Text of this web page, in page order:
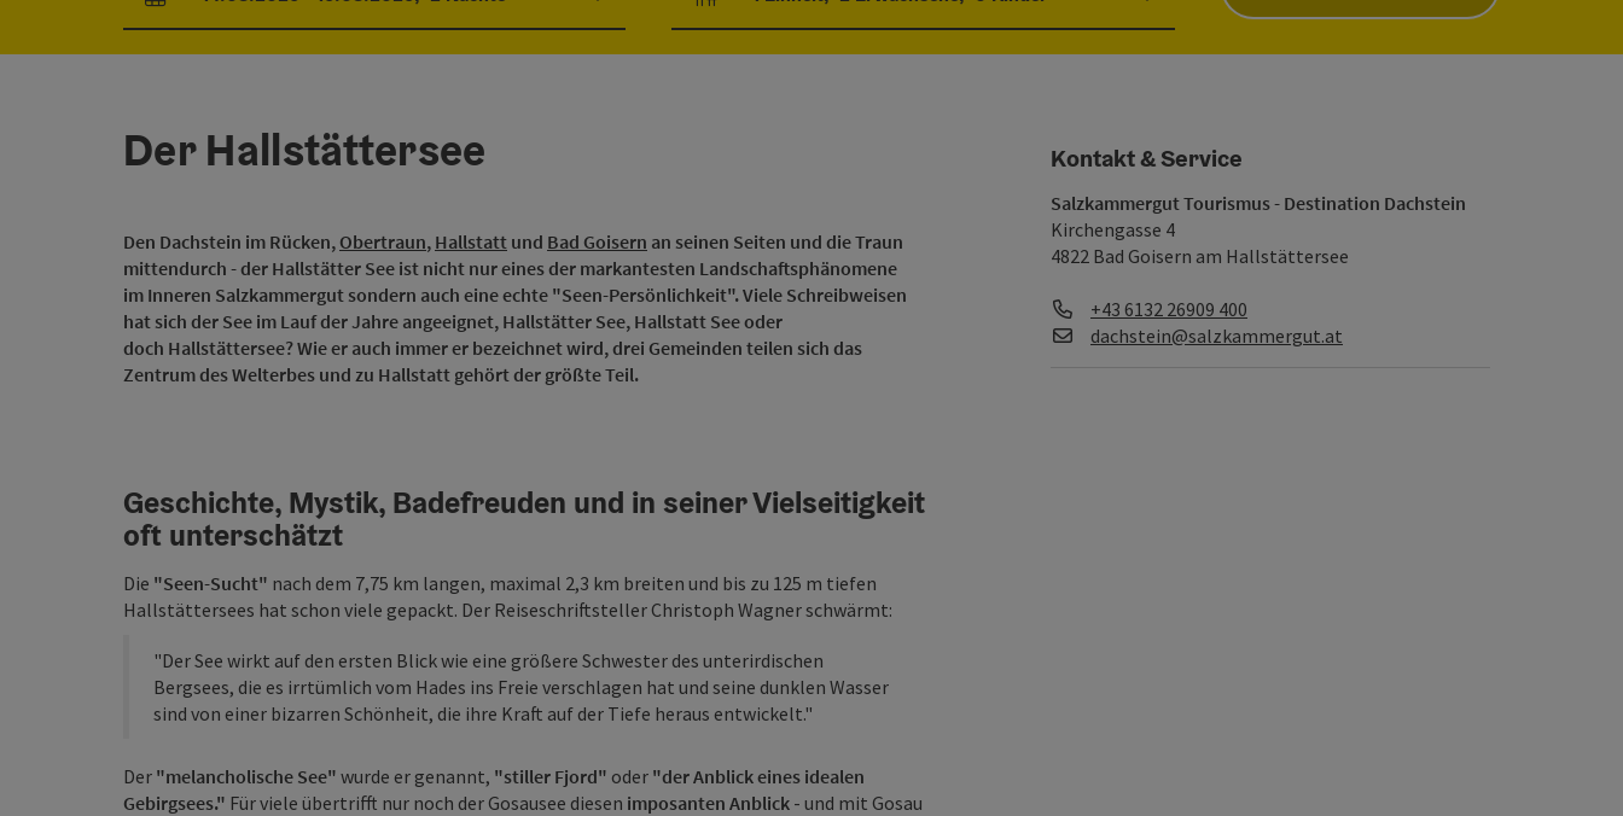
An- und Abreisefelder Einheitenanzahl und Personenfelder
Der Hallstättersee
Den Dachstein im Rücken, Obertraun, Hallstatt und Bad Goisern an seinen Seiten und die Traun
mittendurch - der Hallstätter See ist nicht nur eines der markantesten Landschaftsphänomene
im Inneren Salzkammergut sondern auch eine echte "Seen-Persönlichkeit". Viele Schreibweisen
hat sich der See im Lauf der Jahre angeeignet, Hallstätter See, Hallstatt See oder
doch Hallstättersee? Wie er auch immer er bezeichnet wird, drei Gemeinden teilen sich das
Zentrum des Welterbes und zu Hallstatt gehört der größte Teil.
Geschichte, Mystik, Badefreuden und in seiner Vielseitigkeit
oft unterschätzt
Die "Seen-Sucht" nach dem 7,75 km langen, maximal 2,3 km breiten und bis zu 125 m tiefen
Hallstättersees hat schon viele gepackt. Der Reiseschriftsteller Christoph Wagner schwärmt:
"Der See wirkt auf den ersten Blick wie eine größere Schwester des unterirdischen
Bergsees, die es irrtümlich vom Hades ins Freie verschlagen hat und seine dunklen Wasser
sind von einer bizarren Schönheit, die ihre Kraft auf der Tiefe heraus entwickelt."
Der "melancholische See" wurde er genannt, "stiller Fjord" oder "der Anblick eines idealen
Gebirgsees." Für viele übertrifft nur noch der Gosausee diesen imposanten Anblick - und mit Gosau
Kontakt & Service
Salzkammergut Tourismus - Destination Dachstein
Kirchengasse 4
4822 Bad Goisern am Hallstättersee
Telefon
+43 6132 26909 400
E-Mail
dachstein@salzkammergut.at